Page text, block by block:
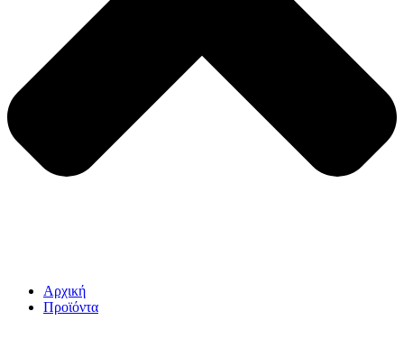
Αρχική
Προϊόντα